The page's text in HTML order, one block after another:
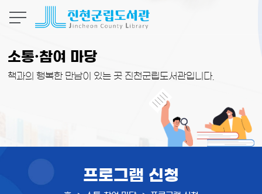
소통·참여 마당
책과의 행복한 만남이 있는 곳 진천군립도서관입니다.
프로그램 신청